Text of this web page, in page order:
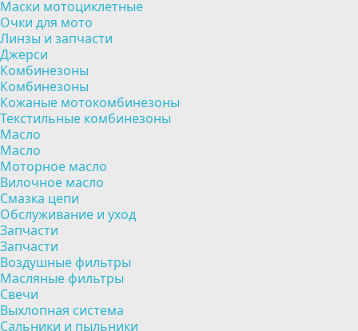
Маски мотоциклетные
Очки для мото
Линзы и запчасти
Джерси
Комбинезоны
Комбинезоны
Кожаные мотокомбинезоны
Текстильные комбинезоны
Масло
Масло
Моторное масло
Вилочное масло
Смазка цепи
Обслуживание и уход
Запчасти
Запчасти
Воздушные фильтры
Масляные фильтры
Свечи
Выхлопная система
Сальники и пыльники